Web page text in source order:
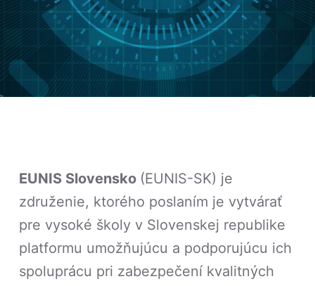
EUNIS Slovensko (EUNIS-SK) je
združenie, ktorého poslaním je vytvárať
pre vysoké školy v Slovenskej republike
platformu umožňujúcu a podporujúcu ich
spoluprácu pri zabezpečení kvalitných